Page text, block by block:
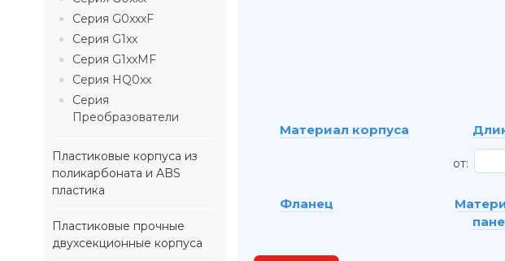
Серия G0xxxF
Серия G1xx
Серия G1xxMF
Серия HQ0xx
Серия
Преобразователи
Пластиковые корпуса из
поликарбоната и ABS
пластика
Пластиковые прочные
двухсекционные корпуса
Материал корпуса
от:
Фланец